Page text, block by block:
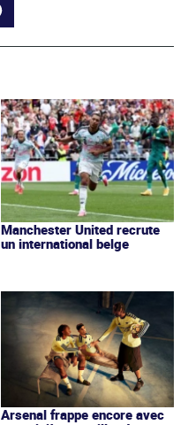
Manchester United recrute
un international belge
Arsenal frappe encore avec